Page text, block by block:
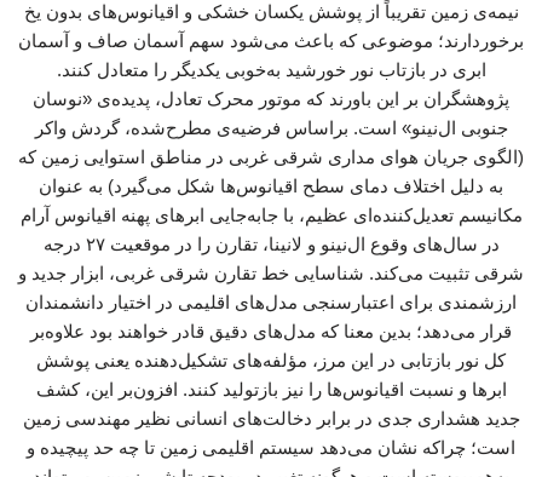
نیمه‌ی زمین تقریباً از پوشش یکسان خشکی و اقیانوس‌های بدون یخ
برخوردارند؛ موضوعی که باعث می‌شود سهم آسمان صاف و آسمان
ابری در بازتاب نور خورشید به‌خوبی یکدیگر را متعادل کنند.
پژوهشگران بر این باورند که موتور محرک تعادل، پدیده‌ی «نوسان
جنوبی ال‌نینو» است. براساس فرضیه‌ی مطرح‌شده، گردش واکر
(الگوی جریان هوای مداری شرقی غربی در مناطق استوایی زمین که
به دلیل اختلاف دمای سطح اقیانوس‌ها شکل می‌گیرد) به عنوان
مکانیسم تعدیل‌کننده‌ای عظیم، با جابه‌جایی ابرهای پهنه اقیانوس آرام
در سال‌های وقوع ال‌نینو و لانینا، تقارن را در موقعیت ۲۷ درجه
شرقی تثبیت می‌کند. شناسایی خط تقارن شرقی غربی، ابزار جدید و
ارزشمندی برای اعتبارسنجی مدل‌های اقلیمی در اختیار دانشمندان
قرار می‌دهد؛ بدین معنا که مدل‌های دقیق قادر خواهند بود علاوه‌بر
کل نور بازتابی در این مرز، مؤلفه‌های تشکیل‌دهنده یعنی پوشش
ابرها و نسبت اقیانوس‌ها را نیز بازتولید کنند. افزون‌بر این، کشف
جدید هشداری جدی در برابر دخالت‌های انسانی نظیر مهندسی زمین
است؛ چراکه نشان می‌دهد سیستم اقلیمی زمین تا چه حد پیچیده و